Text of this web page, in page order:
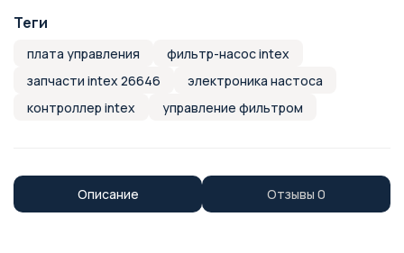
Теги
плата управления
фильтр-насос intex
запчасти intex 26646
электроника настоса
контроллер intex
управление фильтром
Описание Отзывы 0